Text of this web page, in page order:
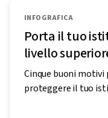
INFOGRAFICA
Porta il tuo
livello
Cinque buoni motivi
proteggere il tuo